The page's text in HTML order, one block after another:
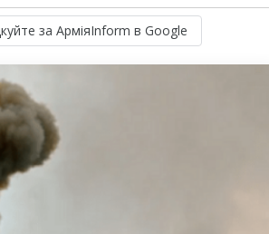
за АрміяInform в Google